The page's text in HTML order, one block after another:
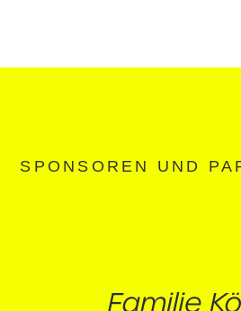
SPONSOREN UND